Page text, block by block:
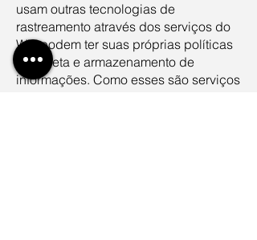
usam outras tecnologias de
rastreamento através dos serviços do
Wix podem ter suas próprias políticas
de coleta e armazenamento de
informações. Como esses são serviços